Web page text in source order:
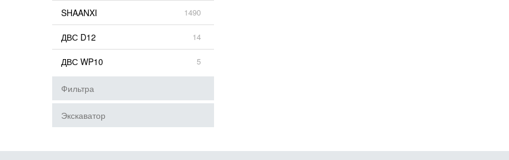
SHAANXI 1490
ДВС D12 14
ДВС WP10 5
Фильтра
Экскаватор